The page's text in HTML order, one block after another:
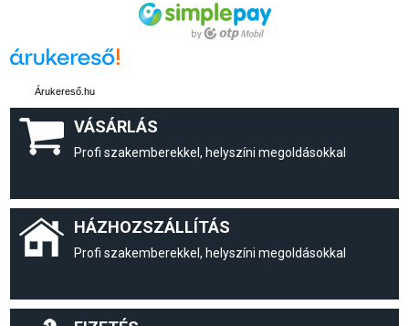
Árukereső.hu
VÁSÁRLÁS
Profi szakemberekkel, helyszíni megoldásokkal
HÁZHOZSZÁLLÍTÁS
Profi szakemberekkel, helyszíni megoldásokkal